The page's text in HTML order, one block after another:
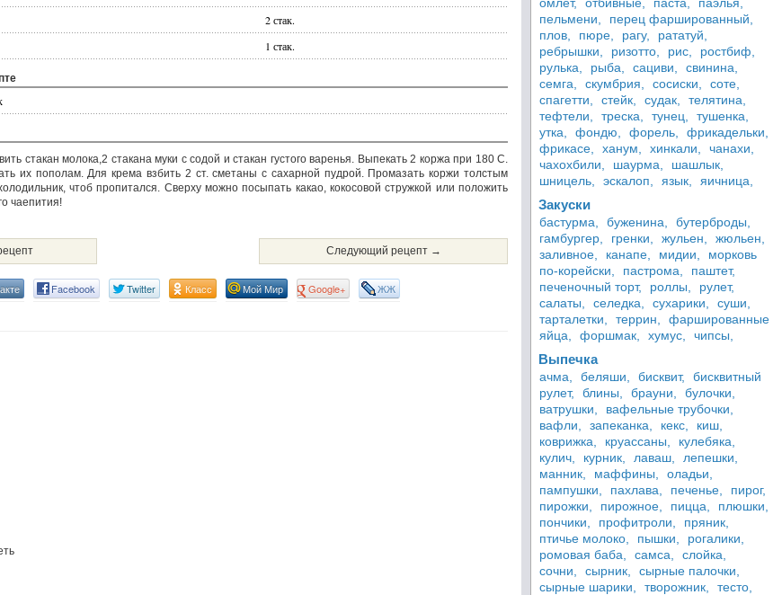
2 стак.
1 стак.
стакан молока,2 стакана муки с содой и стакан густого варенья. Выпекать 2 коржа при 180 С.
их пополам. Для крема взбить 2 ст. сметаны с сахарной пудрой. Промазать коржи толстым
чтоб пропитался. Сверху можно посыпать какао, кокосовой стружкой или положить
чаепития!
Следующий рецепт →
Facebook Twitter Класс Мой Мир Google+ ЖЖ
пельмени,
перец фаршированный,
плов,
пюре, рагу,
рататуй,
ребрышки,
ризотто, рис,
ростбиф,
рулька,
рыба, сациви,
свинина,
семга,
скумбрия, сосиски,
соте,
спагетти,
стейк, судак,
телятина,
тефтели,
треска, тунец,
тушенка,
утка,
фондю, форель,
фрикадельки,
фрикасе,
ханум, хинкали,
чанахи,
чахохбили,
шаурма,
шашлык,
шницель,
эскалоп, язык, яичница,
Закуски
бастурма, буженина,
бутерброды,
гамбургер,
гренки, жульен,
жюльен,
заливное,
канапе, мидии,
морковь
по-корейски,
пастрома,
паштет,
печеночный торт,
роллы,
рулет,
салаты,
селедка, сухарики,
суши,
тарталетки,
террин,
фаршированные
яйца,
форшмак, хумус, чипсы,
Выпечка
ачма, беляши, бисквит,
бисквитный
рулет,
блины, брауни,
булочки,
ватрушки,
вафельные трубочки,
вафли,
запеканка, кекс,
киш,
коврижка,
круассаны,
кулебяка,
кулич,
курник, лаваш,
лепешки,
манник,
маффины,
оладьи,
пампушки,
пахлава, печенье,
пирог,
пирожки,
пирожное, пицца,
плюшки,
пончики,
профитроли,
пряник,
птичье молоко,
пышки,
рогалики,
ромовая баба,
самса,
слойка,
сочни,
сырник,
сырные палочки,
сырные шарики,
творожник,
тесто,